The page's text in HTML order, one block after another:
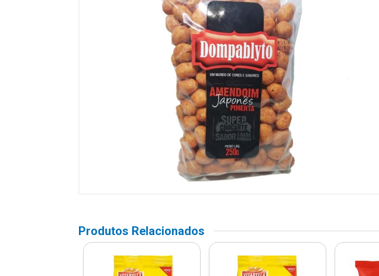
Produtos Relacionados